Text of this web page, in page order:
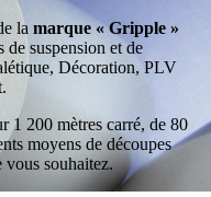
la marque « Gripple »
suspension et de
Décoration, PLV
1 200 mètres carré, de 80
moyens de découpes
vous souhaitez.